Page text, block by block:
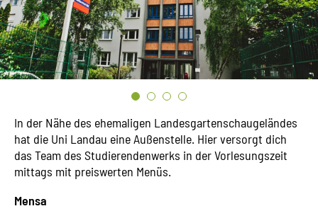
In der Nähe des ehemaligen Landesgartenschaugeländes
hat die Uni Landau eine Außenstelle. Hier versorgt dich
das Team des Studierendenwerks in der Vorlesungszeit
mittags mit preiswerten Menüs.
Mensa